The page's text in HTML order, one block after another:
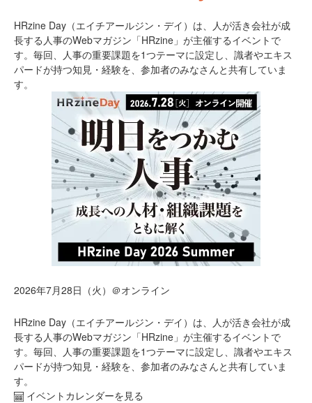
HRzine Day（エイチアールジン・デイ）は、人が活き会社が成
長する人事のWebマガジン「HRzine」が主催するイベントで
す。毎回、人事の重要課題を1つテーマに設定し、識者やエキス
パードが持つ知見・経験を、参加者のみなさんと共有していま
す。
2026年7月28日（火）＠オンライン
HRzine Day（エイチアールジン・デイ）は、人が活き会社が成
長する人事のWebマガジン「HRzine」が主催するイベントで
す。毎回、人事の重要課題を1つテーマに設定し、識者やエキス
パードが持つ知見・経験を、参加者のみなさんと共有していま
す。
イベントカレンダーを見る